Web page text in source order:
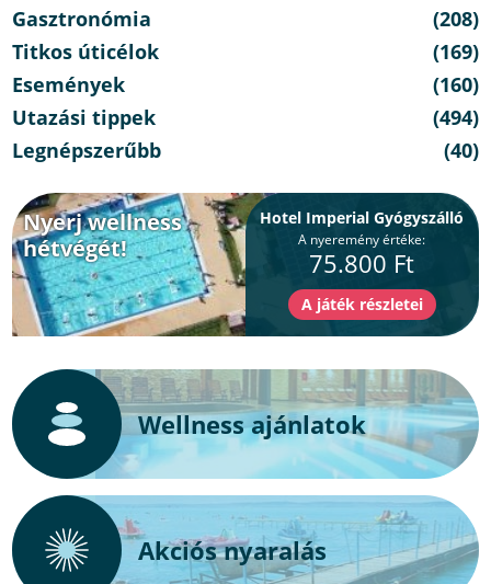
Gasztronómia
(208)
Titkos úticélok
(169)
Események
(160)
Utazási tippek
(494)
Legnépszerűbb
(40)
Nyerj wellness
hétvégét!
Hotel Imperial Gyógyszálló
A nyeremény értéke:
75.800 Ft
Wellness ajánlatok
Akciós nyaralás